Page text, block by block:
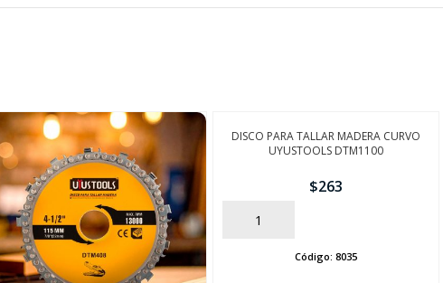
DISCO PARA TALLAR MADERA CURVO
UYUSTOOLS DTM1100
$263
AÑADIR
Código: 8035